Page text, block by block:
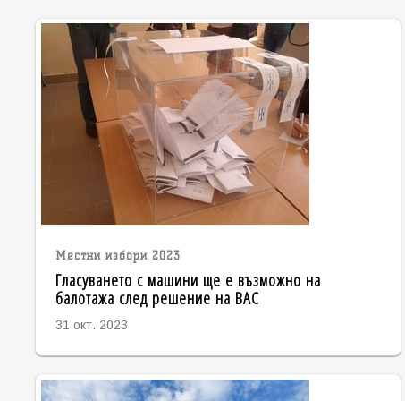
Местни избори 2023
Гласуването с машини ще е възможно на
балотажа след решение на ВАС
31 окт. 2023